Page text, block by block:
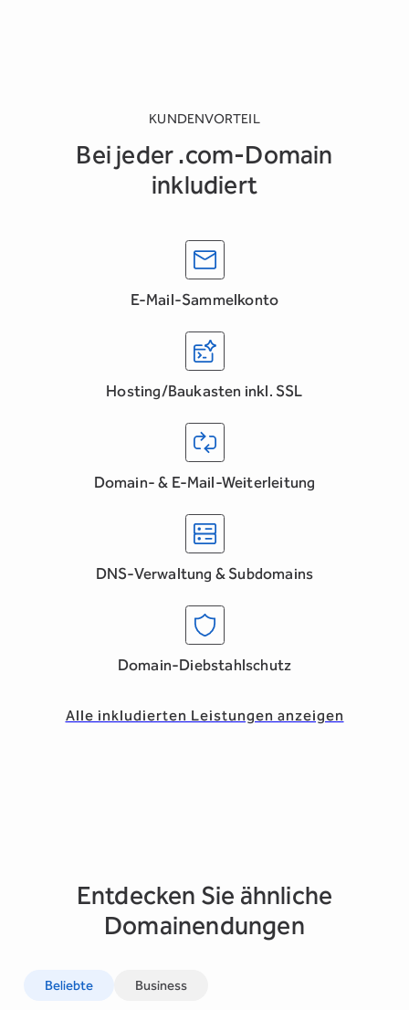
KUNDENVORTEIL
Bei jeder .com-Domain
inkludiert
E-Mail-Sammelkonto
Hosting/Baukasten inkl. SSL
Domain- & E-Mail-Weiterleitung
DNS-Verwaltung & Subdomains
Domain-Diebstahlschutz
Alle inkludierten Leistungen anzeigen
Entdecken Sie ähnliche
Domainendungen
Beliebte Business